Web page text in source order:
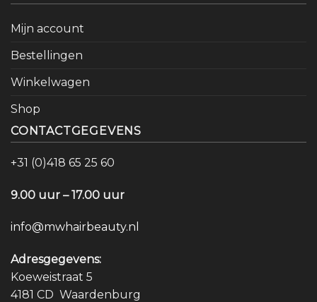
Mijn account
Bestellingen
Winkelwagen
Shop
CONTACTGEGEVENS
+31 (0)418 65 25 60
9.00 uur – 17.00 uur
info@mwhairbeauty.nl
Adresgegevens:
Koeweistraat 5
4181 CD Waardenburg